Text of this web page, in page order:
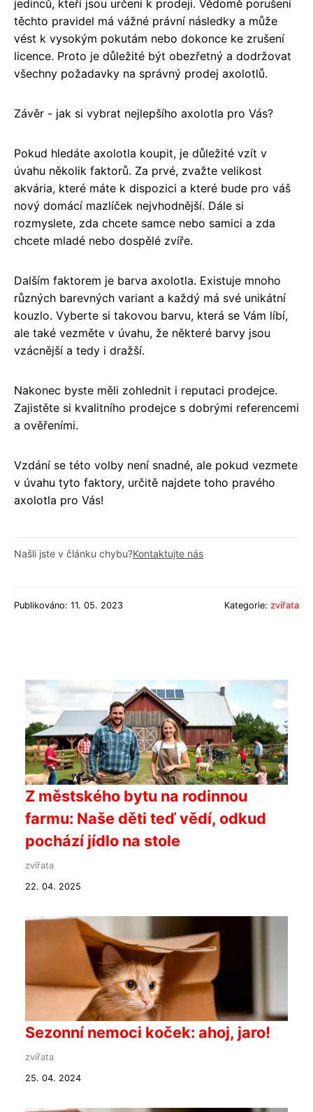
jedinců, kteří jsou určeni k prodeji. Vědomě porušení
těchto pravidel má vážné právní následky a může
vést k vysokým pokutám nebo dokonce ke zrušení
licence. Proto je důležité být obezřetný a dodržovat
všechny požadavky na správný prodej axolotlů.
Závěr - jak si vybrat nejlepšího axolotla pro Vás?
Pokud hledáte axolotla koupit, je důležité vzít v
úvahu několik faktorů. Za prvé, zvažte velikost
akvária, které máte k dispozici a které bude pro váš
nový domácí mazlíček nejvhodnější. Dále si
rozmyslete, zda chcete samce nebo samici a zda
chcete mladé nebo dospělé zvíře.
Dalším faktorem je barva axolotla. Existuje mnoho
různých barevných variant a každý má své unikátní
kouzlo. Vyberte si takovou barvu, která se Vám líbí,
ale také vezměte v úvahu, že některé barvy jsou
vzácnější a tedy i dražší.
Nakonec byste měli zohlednit i reputaci prodejce.
Zajistěte si kvalitního prodejce s dobrými referencemi
a ověřeními.
Vzdání se této volby není snadné, ale pokud vezmete
v úvahu tyto faktory, určitě najdete toho pravého
axolotla pro Vás!
Našli jste v článku chybu?Kontaktujte nás
Publikováno: 11. 05. 2023 Kategorie: zvířata
Z městského bytu na rodinnou
farmu: Naše děti teď vědí, odkud
pochází jídlo na stole
zvířata
22. 04. 2025
Sezonní nemoci koček: ahoj, jaro!
zvířata
25. 04. 2024